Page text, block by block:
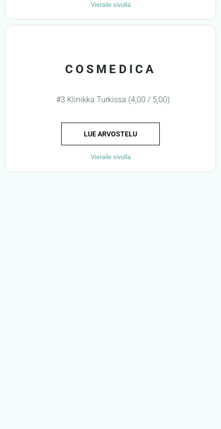
Vieraile sivulla
COSMEDICA
#3 Klinikka Turkissa (4,00 / 5,00)
LUE ARVOSTELU
Vieraile sivulla